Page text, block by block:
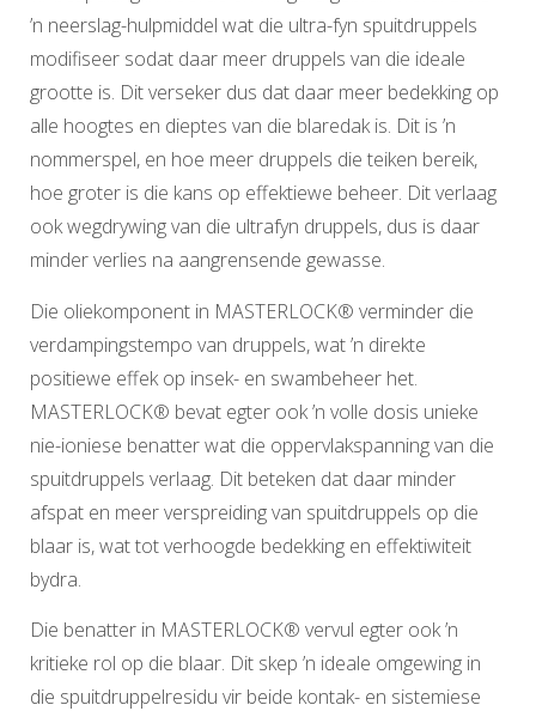
’n neerslag-hulpmiddel wat die ultra-fyn spuitdruppels
modifiseer sodat daar meer druppels van die ideale
grootte is. Dit verseker dus dat daar meer bedekking op
alle hoogtes en dieptes van die blaredak is. Dit is ’n
nommerspel, en hoe meer druppels die teiken bereik,
hoe groter is die kans op effektiewe beheer. Dit verlaag
ook wegdrywing van die ultrafyn druppels, dus is daar
minder verlies na aangrensende gewasse.
Die oliekomponent in MASTERLOCK® verminder die
verdampingstempo van druppels, wat ’n direkte
positiewe effek op insek- en swambeheer het.
MASTERLOCK® bevat egter ook ’n volle dosis unieke
nie-ioniese benatter wat die oppervlakspanning van die
spuitdruppels verlaag. Dit beteken dat daar minder
afspat en meer verspreiding van spuitdruppels op die
blaar is, wat tot verhoogde bedekking en effektiwiteit
bydra.
Die benatter in MASTERLOCK® vervul egter ook ’n
kritieke rol op die blaar. Dit skep ’n ideale omgewing in
die spuitdruppelresidu vir beide kontak- en sistemiese